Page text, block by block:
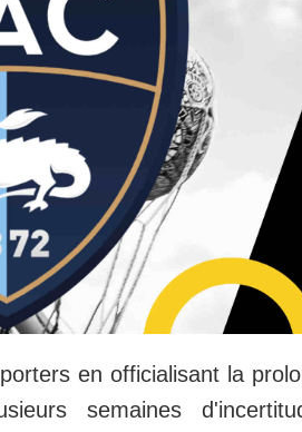
en officialisant la
semaines